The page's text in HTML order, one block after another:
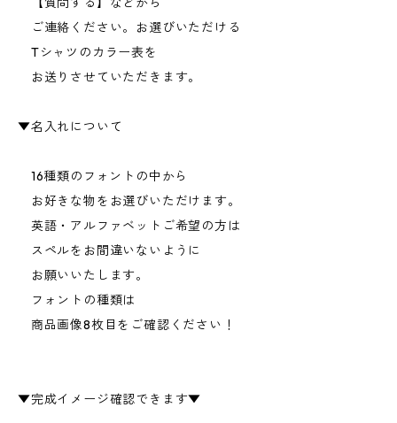
ご連絡ください。お選びいただける
Tシャツのカラー表を
お送りさせていただきます。
▼名入れについて
16種類のフォントの中から
お好きな物をお選びいただけます。
英語・アルファベットご希望の方は
スペルをお間違いないように
お願いいたします。
フォントの種類は
商品画像8枚目をご確認ください！
▼完成イメージ確認できます▼